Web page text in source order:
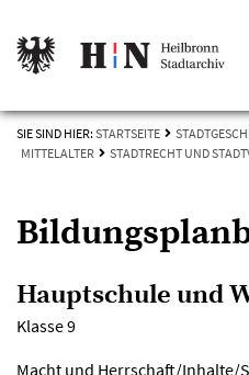
SIE SIND HIER: STARTSEITE
MITTELALTER
STADTRECHT UND
Hauptschule und
Klasse 9
Macht und Herrschaft/Inhalte/